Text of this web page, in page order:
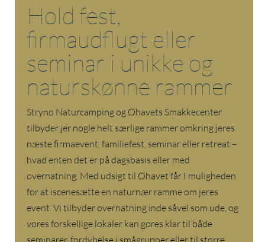
Hold fest,
firmaudflugt eller
seminar i unikke og
naturskønne rammer
Strynø Naturcamping og Øhavets Smakkecenter
tilbyder jer nogle helt særlige rammer omkring jeres
næste firmaevent, familiefest, seminar eller retreat –
hvad enten det er på dagsbasis eller med
overnatning. Med udsigt til Øhavet får I muligheden
for at iscenesætte en naturnær ramme om jeres
event. Vi tilbyder overnatning inde såvel som ude, og
vores forskellige lokaler kan gøres klar til både
seminarer, fordybelse i smågrupper eller til større